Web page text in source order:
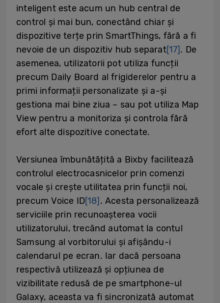
inteligent este acum un hub central de
control și mai bun, conectând chiar și
dispozitive terțe prin SmartThings, fără a fi
nevoie de un dispozitiv hub separat[17]. De
asemenea, utilizatorii pot utiliza funcții
precum Daily Board al frigiderelor pentru a
primi informații personalizate și a-și
gestiona mai bine ziua – sau pot utiliza Map
View pentru a monitoriza și controla fără
efort alte dispozitive conectate.
Versiunea îmbunătățită a Bixby facilitează
controlul electrocasnicelor prin comenzi
vocale și crește utilitatea prin funcții noi,
precum Voice ID[18] . Acesta personalizează
serviciile prin recunoașterea vocii
utilizatorului, trecând automat la contul
Samsung al vorbitorului și afișându-i
calendarul pe ecran. Iar dacă persoana
respectivă utilizează și opțiunea de
vizibilitate redusă de pe smartphone-ul
Galaxy, aceasta va fi sincronizată automat